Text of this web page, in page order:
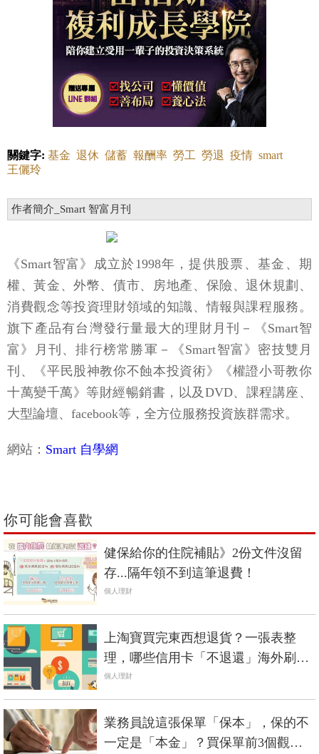
關鍵字: 基金 退休 儲蓄 報酬率 勞工 勞退 疫情 smart
王儷玲
作者簡介_Smart 智富月刊
《Smart智富》成立於1998年，提供股票、基金、期
權、黃金、外幣、債市、房地產、保險、退休規劃、
消費觀念等投資理財領域的知識、情報與課程服務。
旗下產品有台灣發行量最大的理財月刊－《Smart智
富》月刊、排行榜常勝軍－《Smart智富》密技雙月
刊、《平民股神教你不蝕本投資術》《權證小哥教你
十萬變千萬》等財經暢銷書，以及DVD、課程講座、
大型論壇、facebook等，全方位服務投資族群需求。
網站： Smart 自學網
你可能會喜歡
健保給你的住院補貼》2份文件沒留
存...隔年領不到這筆退費！
個人理財
上淘寶買完東西想退貨？一張表整
理，哪些信用卡「不退還」海外刷卡
手續費
個人理財
業務員說這張保單「保本」，保的不
一定是「本金」？買保單前3個觀念